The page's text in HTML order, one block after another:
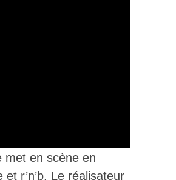
met en scène en
r’n’b. Le réalisateur